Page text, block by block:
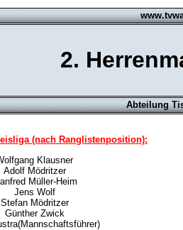
2.
Abteilung
(nach Ranglistenposition):
Klausner
Adolf Mödritzer
Müller-Heim
Jens Wolf
Stefan Mödritzer
Günther Zwick